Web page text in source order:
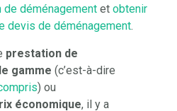
de déménagement et obtenir
devis de déménagement.
prestation de
gamme (c’est-à-dire
) ou
économique, il y a